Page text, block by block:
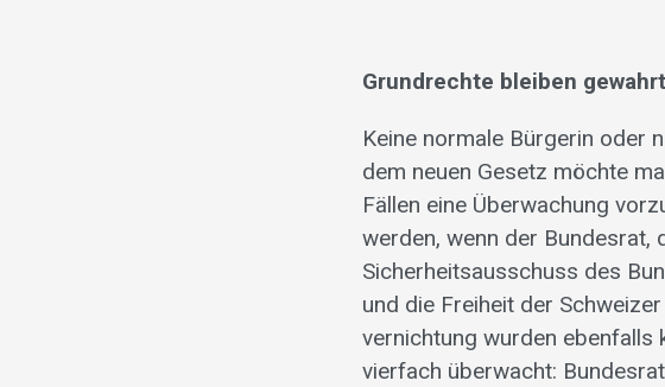
Grundrechte bleiben gewahrt
Keine normale Bürgerin oder
dem neuen Gesetz möchte
Fällen eine Überwachung
werden, wenn der Bundesrat,
Sicherheitsausschuss des
und die Freiheit der
vernichtung wurden
vierfach überwacht: